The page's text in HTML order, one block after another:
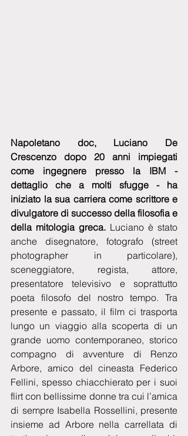
Napoletano doc, Luciano De
Crescenzo dopo 20 anni impiegati
come ingegnere presso la IBM -
dettaglio che a molti sfugge - ha
iniziato la sua carriera come scrittore e
divulgatore di successo della filosofia e
della mitologia greca. Luciano è stato
anche disegnatore, fotografo (street
photographer in particolare),
sceneggiatore, regista, attore,
presentatore televisivo e soprattutto
poeta filosofo del nostro tempo. Tra
presente e passato, il film ci trasporta
lungo un viaggio alla scoperta di un
grande uomo contemporaneo, storico
compagno di avventure di Renzo
Arbore, amico del cineasta Federico
Fellini, spesso chiacchierato per i suoi
flirt con bellissime donne tra cui l’amica
di sempre Isabella Rossellini, presente
insieme ad Arbore nella carrellata di